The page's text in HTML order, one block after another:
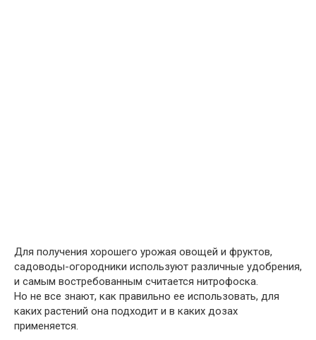
Для получения хорошего урожая овощей и фруктов,
садоводы-огородники используют различные удобрения,
и самым востребованным считается нитрофоска.
Но не все знают, как правильно ее использовать, для
каких растений она подходит и в каких дозах
применяется.